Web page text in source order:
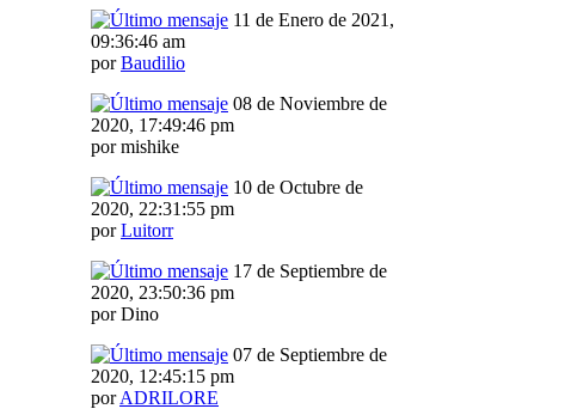
11 de Enero de 2021,
09:36:46 am
porBaudilio
08 de Noviembre de
2020, 17:49:46 pm
por mishike
10 de Octubre de
2020, 22:31:55 pm
porLuitorr
17 de Septiembre de
2020, 23:50:36 pm
por Dino
07 de Septiembre de
2020, 12:45:15 pm
porADRILORE